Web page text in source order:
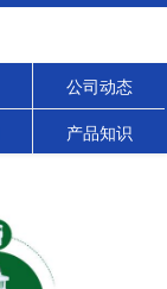
公司动态
产品知识